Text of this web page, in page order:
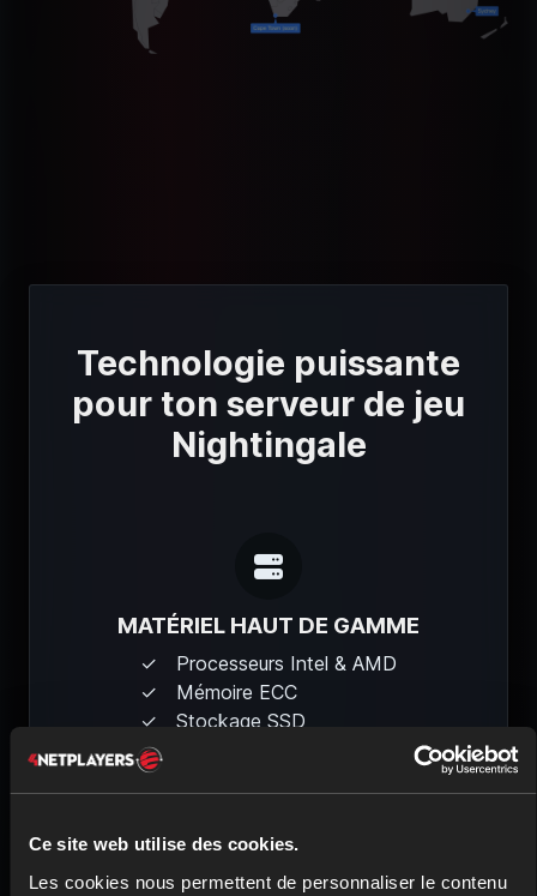
Ce site web utilise des cookies.
Les cookies nous permettent de personnaliser le contenu
Technologie puissante
pour ton serveur de jeu
Nightingale
MATÉRIEL HAUT DE GAMME
Processeurs Intel & AMD
Mémoire ECC
Stockage SSD